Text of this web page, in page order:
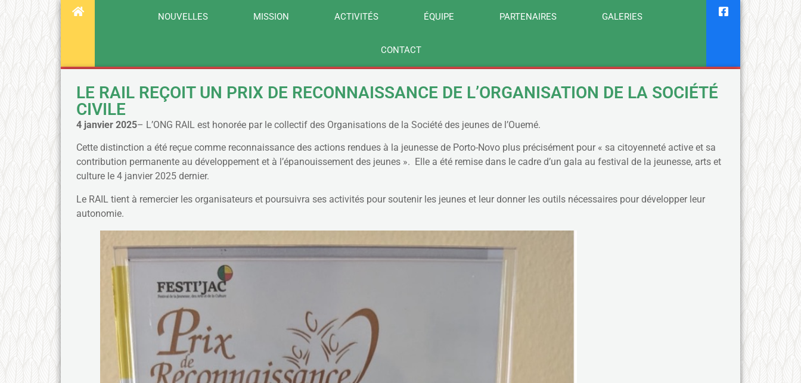
NOUVELLES MISSION ACTIVITÉS ÉQUIPE PARTENAIRES GALERIES
CONTACT
LE RAIL REÇOIT UN PRIX DE RECONNAISSANCE DE L’ORGANISATION DE LA SOCIÉTÉ
CIVILE
4 janvier 2025– L’ONG RAIL est honorée par le collectif des Organisations de la Société des jeunes de l’Ouemé.
Cette distinction a été reçue comme reconnaissance des actions rendues à la jeunesse de Porto-Novo plus précisément pour « sa citoyenneté active et sa
contribution permanente au développement et à l’épanouissement des jeunes ». Elle a été remise dans le cadre d’un gala au festival de la jeunesse, arts et
culture le 4 janvier 2025 dernier.
Le RAIL tient à remercier les organisateurs et poursuivra ses activités pour soutenir les jeunes et leur donner les outils nécessaires pour développer leur
autonomie.